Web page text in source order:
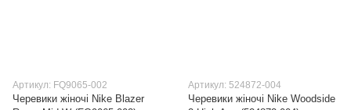
Артикул: FQ9065-002
Черевики жіночі Nike Blazer
Артикул: 524872-004
Черевики жіночі Nike Woodside